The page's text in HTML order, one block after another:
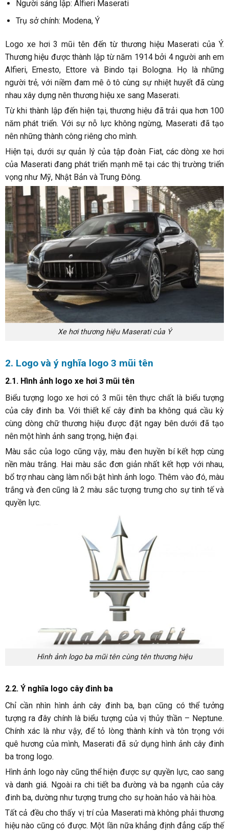
Người sáng lập: Alfieri Maserati
Trụ sở chính: Modena, Ý
Logo xe hơi 3 mũi tên đến từ thương hiệu Maserati của Ý.
Thương hiệu được thành lập từ năm 1914 bởi 4 người anh em
Alfieri, Ernesto, Ettore và Bindo tại Bologna. Họ là những
người trẻ, với niềm đam mê ô tô cùng sự nhiệt huyết đã cùng
nhau xây dựng nên thương hiệu xe sang Maserati.
Từ khi thành lập đến hiện tại, thương hiệu đã trải qua hơn 100
năm phát triển. Với sự nỗ lực không ngừng, Maserati đã tạo
nên những thành công riêng cho mình.
Hiện tại, dưới sự quản lý của tập đoàn Fiat, các dòng xe hơi
của Maserati đang phát triển mạnh mẽ tại các thị trường triển
vọng như Mỹ, Nhật Bản và Trung Đông.
Xe hơi thương hiệu Maserati của Ý
2. Logo và ý nghĩa logo 3 mũi tên
2.1. Hình ảnh logo xe hơi 3 mũi tên
Biểu tượng logo xe hơi có 3 mũi tên thực chất là biểu tượng
của cây đinh ba. Với thiết kế cây đinh ba không quá cầu kỳ
cùng dòng chữ thương hiệu được đặt ngay bên dưới đã tạo
nên một hình ảnh sang trọng, hiện đại.
Màu sắc của logo cũng vậy, màu đen huyền bí kết hợp cùng
nền màu trắng. Hai màu sắc đơn giản nhất kết hợp với nhau,
bổ trợ nhau càng làm nổi bật hình ảnh logo. Thêm vào đó, màu
trắng và đen cũng là 2 màu sắc tượng trưng cho sự tinh tế và
quyền lực.
Hình ảnh logo ba mũi tên cùng tên thương hiệu
2.2. Ý nghĩa logo cây đinh ba
Chỉ cần nhìn hình ảnh cây đinh ba, bạn cũng có thể tưởng
tượng ra đây chính là biểu tượng của vị thủy thần – Neptune.
Chính xác là như vậy, để tỏ lòng thành kính và tôn trọng với
quê hương của mình, Maserati đã sử dụng hình ảnh cây đinh
ba trong logo.
Hình ảnh logo này cũng thể hiện được sự quyền lực, cao sang
và danh giá. Ngoài ra chi tiết ba đường và ba ngạnh của cây
đinh ba, dường như tượng trưng cho sự hoàn hảo và hài hòa.
Tất cả đều cho thấy vị trí của Maserati mà không phải thương
hiệu nào cũng có được. Một lần nữa khẳng định đẳng cấp thế